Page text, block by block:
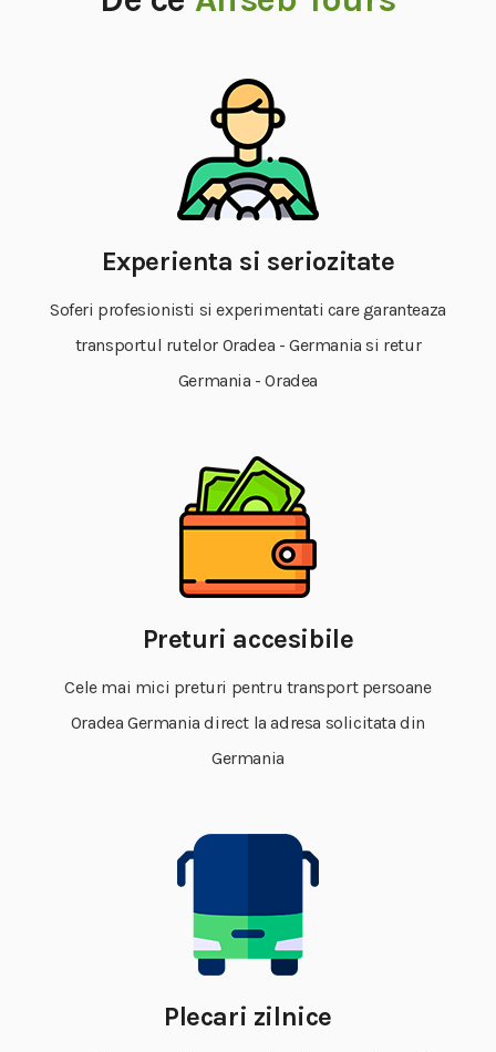
Experienta si seriozitate
Soferi profesionisti si experimentati care garanteaza
transportul rutelor Oradea - Germania si retur
Germania - Oradea
Preturi accesibile
Cele mai mici preturi pentru transport persoane
Oradea Germania direct la adresa solicitata din
Germania
Plecari zilnice